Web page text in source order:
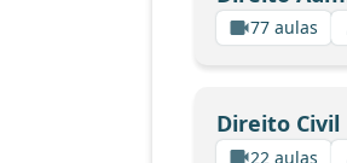
77 aulas
Direito Civil
22 aulas